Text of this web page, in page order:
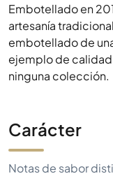
Embotellado en
artesanía
embotellado de
ejemplo de calidad
ninguna colección.
Carácter
Notas de sabor